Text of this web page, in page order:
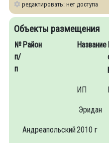
редактировать: нет доступа
Объекты размещения
№
п/
п
Район Название
Андреапольский
ИП
Эридан
2010 г